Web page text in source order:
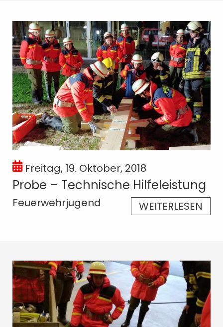
Freitag, 19. Oktober, 2018
Probe – Technische Hilfeleistung
Feuerwehrjugend WEITERLESEN